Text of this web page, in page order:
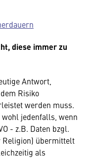
diese immer zu
Antwort,
Risiko
werden muss.
jedenfalls, wenn
- z.B. Daten bzgl.
Religion) übermittelt
als